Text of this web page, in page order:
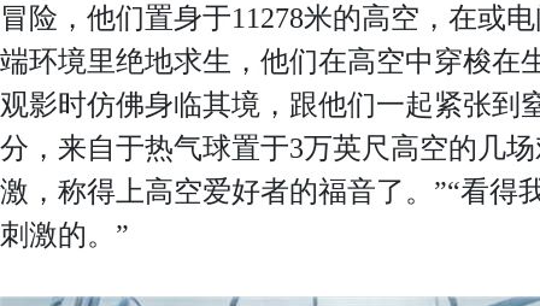
冒险，他们置身于11278米的高空，在或
端环境里绝地求生，他们在高空中穿梭在
观影时仿佛身临其境，跟他们一起紧张到
分，来自于热气球置于3万英尺高空的几
激，称得上高空爱好者的福音了。”“看得
刺激的。”